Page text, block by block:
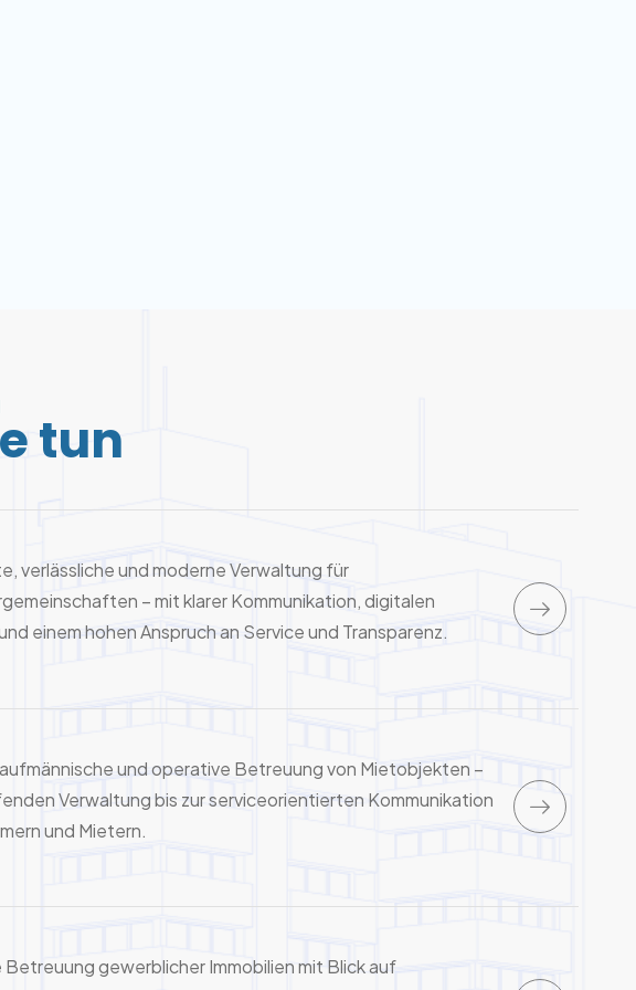
tun
verlässliche und moderne Verwaltung für
– mit klarer Kommunikation, digitalen
einem hohen Anspruch an Service und Transparenz.
und operative Betreuung von Mietobjekten –
Verwaltung bis zur serviceorientierten Kommunikation
und Mietern.
Betreuung gewerblicher Immobilien mit Blick auf